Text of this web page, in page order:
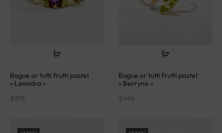
Bague or tutti frutti pastel
« Leandra »
$ 398
Bague or tutti frutti pastel
« Berryne »
$ 444
VENDU VENDU